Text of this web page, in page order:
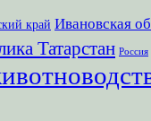
край Ивановская
Татарстан Россия